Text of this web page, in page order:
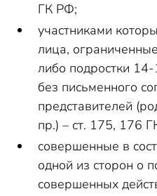
ГК РФ;
участниками
лица,
либо подростки
без письменного
представителей
пр.) – ст. 175, 176
совершенные в
одной из сторон о
совершенных